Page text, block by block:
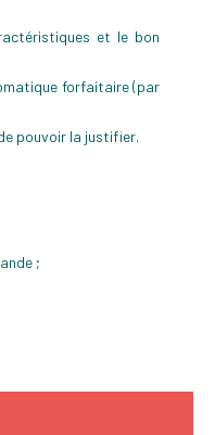
et le bon
forfaitaire (par
pouvoir la justifier.
;